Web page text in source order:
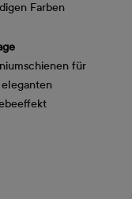
Farben
für